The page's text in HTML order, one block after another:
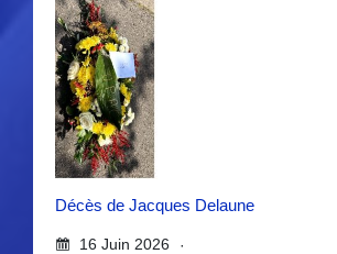
Décès de Jacques Delaune
16 Juin 2026